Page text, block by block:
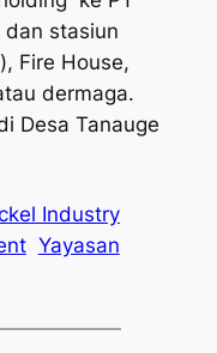
dan stasiun
Fire House,
dermaga.
Desa Tanauge
Industry
Yayasan